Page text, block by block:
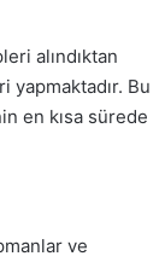
alındıktan
Bu
en kısa sürede
ve